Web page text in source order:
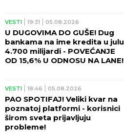
VESTI 19:31 05.08.2026
U DUGOVIMA DO GUŠE! Dug
bankama na ime kredita u julu
4.700 milijardi - POVEĆANJE
OD 15,6% U ODNOSU NA LANE!
VESTI 18:46 05.08.2026
PAO SPOTIFAJ! Veliki kvar na
poznatoj platformi - korisnici
širom sveta prijavljuju
probleme!